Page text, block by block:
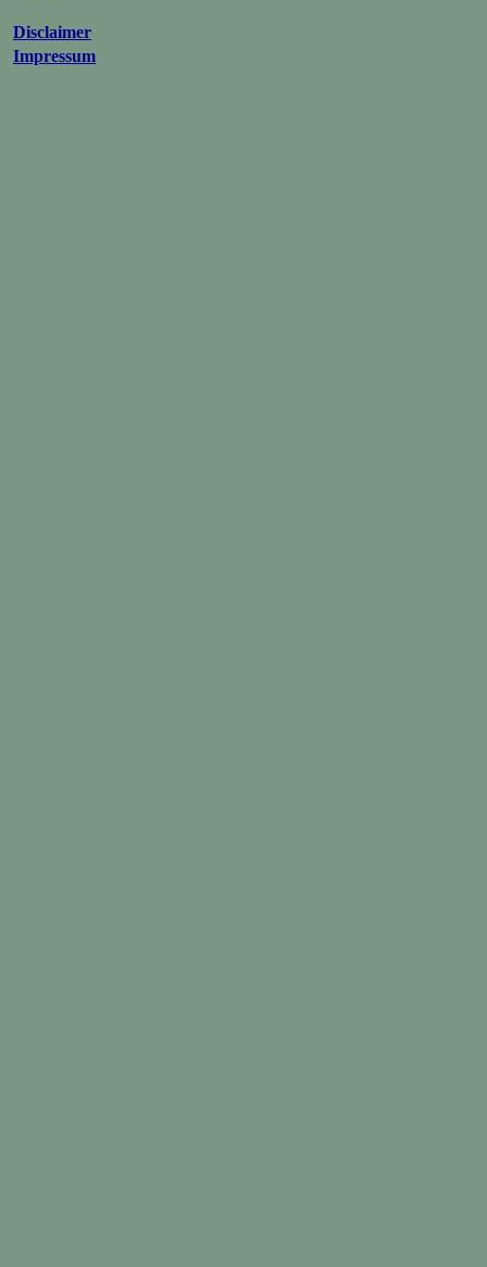
Disclaimer
Impressum